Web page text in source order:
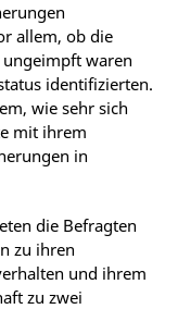
allem, ob die
waren
identifizierten.
wie sehr sich
mit ihrem
in
die Befragten
zu ihren
und ihrem
zu zwei